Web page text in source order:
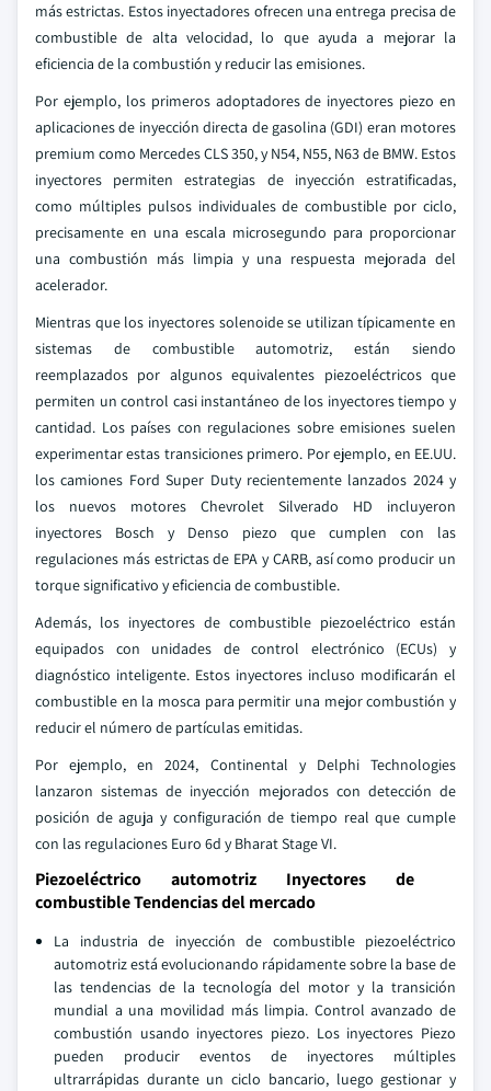
más estrictas. Estos inyectadores ofrecen una entrega precisa de
combustible de alta velocidad, lo que ayuda a mejorar la
eficiencia de la combustión y reducir las emisiones.
Por ejemplo, los primeros adoptadores de inyectores piezo en
aplicaciones de inyección directa de gasolina (GDI) eran motores
premium como Mercedes CLS 350, y N54, N55, N63 de BMW. Estos
inyectores permiten estrategias de inyección estratificadas,
como múltiples pulsos individuales de combustible por ciclo,
precisamente en una escala microsegundo para proporcionar
una combustión más limpia y una respuesta mejorada del
acelerador.
Mientras que los inyectores solenoide se utilizan típicamente en
sistemas de combustible automotriz, están siendo
reemplazados por algunos equivalentes piezoeléctricos que
permiten un control casi instantáneo de los inyectores tiempo y
cantidad. Los países con regulaciones sobre emisiones suelen
experimentar estas transiciones primero. Por ejemplo, en EE.UU.
los camiones Ford Super Duty recientemente lanzados 2024 y
los nuevos motores Chevrolet Silverado HD incluyeron
inyectores Bosch y Denso piezo que cumplen con las
regulaciones más estrictas de EPA y CARB, así como producir un
torque significativo y eficiencia de combustible.
Además, los inyectores de combustible piezoeléctrico están
equipados con unidades de control electrónico (ECUs) y
diagnóstico inteligente. Estos inyectores incluso modificarán el
combustible en la mosca para permitir una mejor combustión y
reducir el número de partículas emitidas.
Por ejemplo, en 2024, Continental y Delphi Technologies
lanzaron sistemas de inyección mejorados con detección de
posición de aguja y configuración de tiempo real que cumple
con las regulaciones Euro 6d y Bharat Stage VI.
Piezoeléctrico automotriz Inyectores de
combustible Tendencias del mercado
La industria de inyección de combustible piezoeléctrico
automotriz está evolucionando rápidamente sobre la base de
las tendencias de la tecnología del motor y la transición
mundial a una movilidad más limpia. Control avanzado de
combustión usando inyectores piezo. Los inyectores Piezo
pueden producir eventos de inyectores múltiples
ultrarrápidas durante un ciclo bancario, luego gestionar y